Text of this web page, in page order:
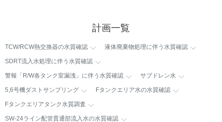
計画一覧
TCW/RCW熱交換器の水質確認 液体廃棄物処理に伴う水質確認
SDRT流入水処理に伴う水質確認
警報「R/W各タンク室漏洩」に伴う水質確認 サブドレン水
5,6号機ダストサンプリング Fタンクエリア水の水質確認
Fタンクエリアタンク水質調査
SW-24ライン配管貫通部流入水の水質確認